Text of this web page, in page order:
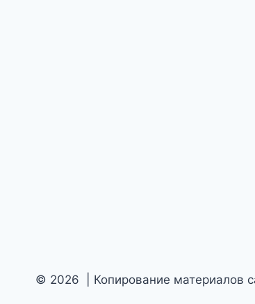
© 2026 | Копирование материалов